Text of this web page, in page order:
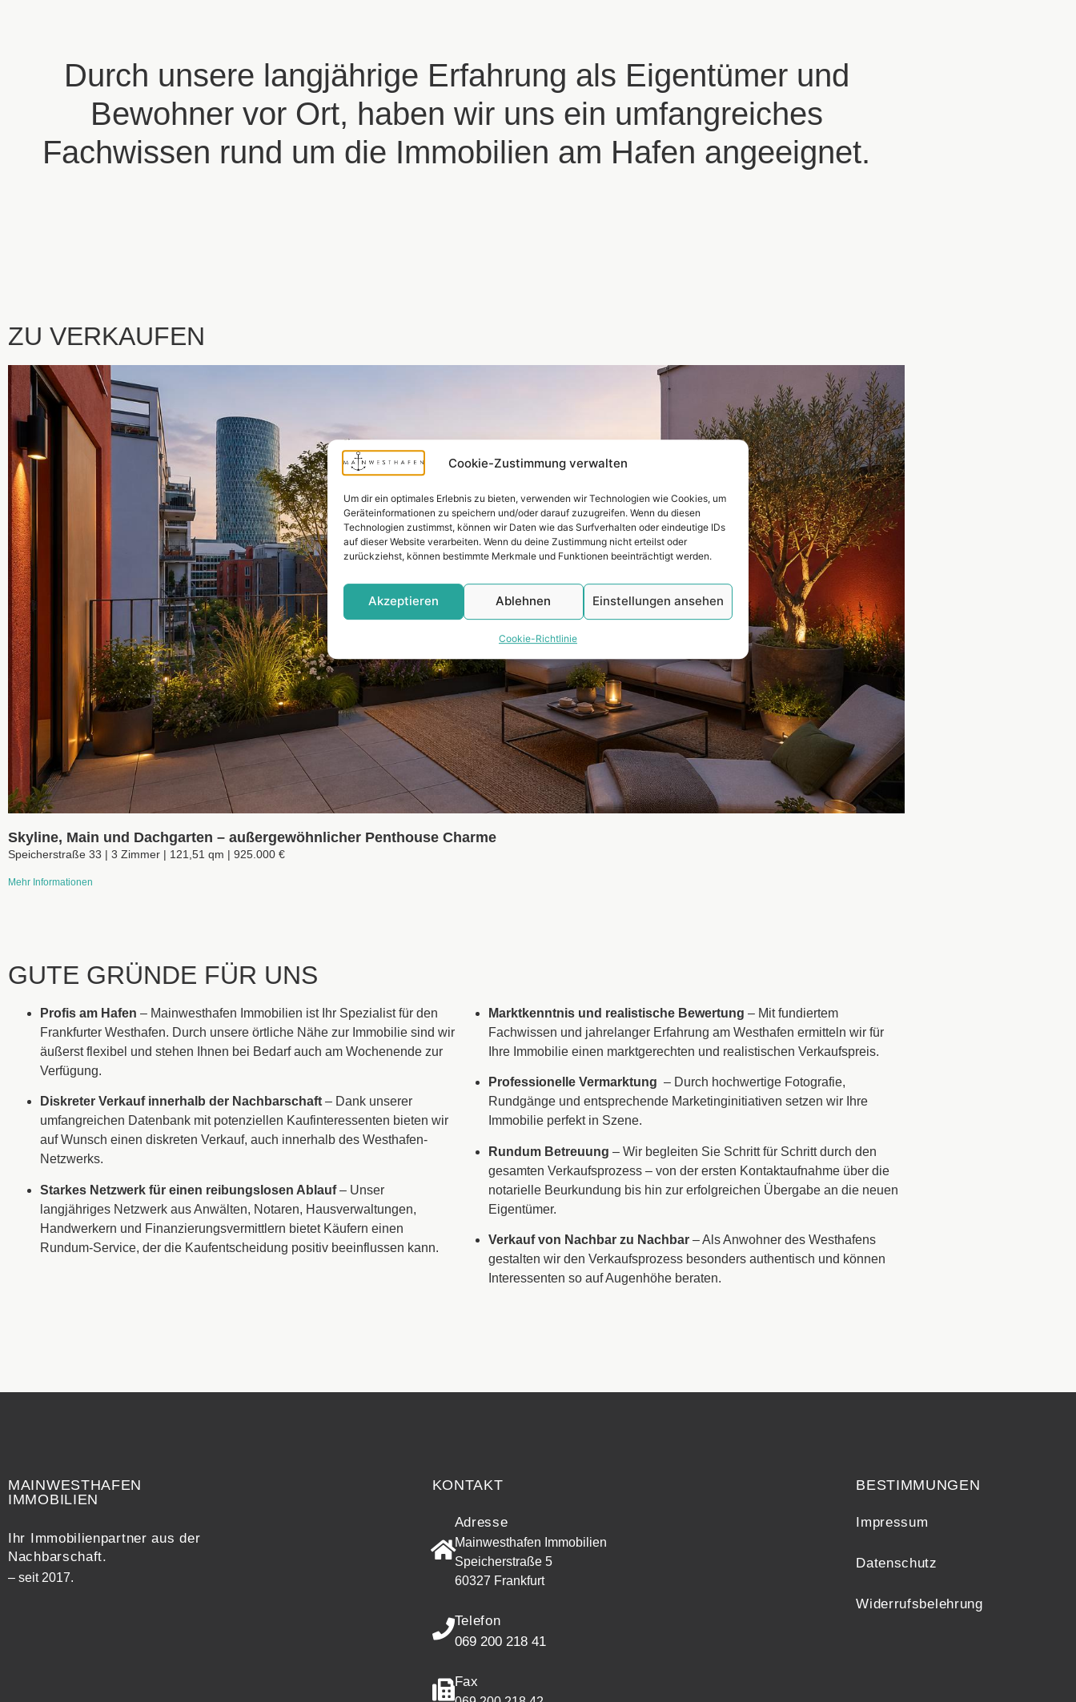
Cookie-Zustimmung verwalten
Um dir ein optimales Erlebnis zu bieten, verwenden wir Technologien wie Cookies, um
Geräteinformationen zu speichern und/oder darauf zuzugreifen. Wenn du diesen
Technologien zustimmst, können wir Daten wie das Surfverhalten oder eindeutige IDs
auf dieser Website verarbeiten. Wenn du deine Zustimmung nicht erteilst oder
zurückziehst, können bestimmte Merkmale und Funktionen beeinträchtigt werden.
Akzeptieren Ablehnen Einstellungen ansehen
Cookie-Richtlinie
Durch unsere langjährige Erfahrung als Eigentümer und
Bewohner vor Ort, haben wir uns ein umfangreiches
Fachwissen rund um die Immobilien am Hafen angeeignet.
ZU VERKAUFEN
Skyline, Main und Dachgarten – außergewöhnlicher Penthouse Charme
Speicherstraße 33 | 3 Zimmer | 121,51 qm | 925.000 €
Mehr Informationen
GUTE GRÜNDE FÜR UNS
Profis am Hafen – Mainwesthafen Immobilien ist Ihr Spezialist für den
Frankfurter Westhafen. Durch unsere örtliche Nähe zur Immobilie sind wir
äußerst flexibel und stehen Ihnen bei Bedarf auch am Wochenende zur
Verfügung.
Diskreter Verkauf innerhalb der Nachbarschaft – Dank unserer
umfangreichen Datenbank mit potenziellen Kaufinteressenten bieten wir
auf Wunsch einen diskreten Verkauf, auch innerhalb des Westhafen-
Netzwerks.
Starkes Netzwerk für einen reibungslosen Ablauf– Unser
langjähriges Netzwerk aus Anwälten, Notaren, Hausverwaltungen,
Handwerkern und Finanzierungsvermittlern bietet Käufern einen
Rundum-Service, der die Kaufentscheidung positiv beeinflussen kann.
Marktkenntnis und realistische Bewertung – Mit fundiertem
Fachwissen und jahrelanger Erfahrung am Westhafen ermitteln wir für
Ihre Immobilie einen marktgerechten und realistischen Verkaufspreis.
Professionelle Vermarktung – Durch hochwertige Fotografie,
Rundgänge und entsprechende Marketinginitiativen setzen wir Ihre
Immobilie perfekt in Szene.
Rundum Betreuung – Wir begleiten Sie Schritt für Schritt durch den
gesamten Verkaufsprozess – von der ersten Kontaktaufnahme über die
notarielle Beurkundung bis hin zur erfolgreichen Übergabe an die neuen
Eigentümer.
Verkauf von Nachbar zu Nachbar – Als Anwohner des Westhafens
gestalten wir den Verkaufsprozess besonders authentisch und können
Interessenten so auf Augenhöhe beraten.
MAINWESTHAFEN
IMMOBILIEN
Ihr Immobilienpartner aus der
Nachbarschaft.
– seit 2017.
KONTAKT
Adresse
Mainwesthafen Immobilien
Speicherstraße 5
60327 Frankfurt
Telefon
069 200 218 41
Fax
BESTIMMUNGEN
Impressum
Datenschutz
Widerrufsbelehrung